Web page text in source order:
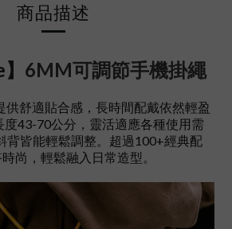
商品描述
6MM可調節手機掛繩
舒適貼合感，長時間配戴依然輕盈
度43-70公分，靈活適應各種使用需
背皆能輕鬆調整。超過100+經典配
尚，輕鬆融入日常造型。